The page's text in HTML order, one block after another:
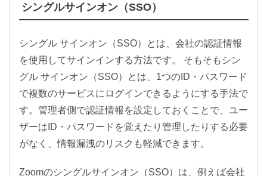
シングルサインオン（SSO）
シングル サインオン（SSO）とは、会社の認証情報
を使用してサインインする方法です。 そもそもシン
グル サインオン（SSO）とは、1つのID・パスワード
で複数のサービスにログインできるようにする手法で
す。管理者側で認証情報を設定しておくことで、ユー
ザーはID・パスワードを覚えたり管理したりする必要
がなく、情報漏洩のリスクも軽減できます。
Zoomのシングルサインオン（SSO）は、例えば会社